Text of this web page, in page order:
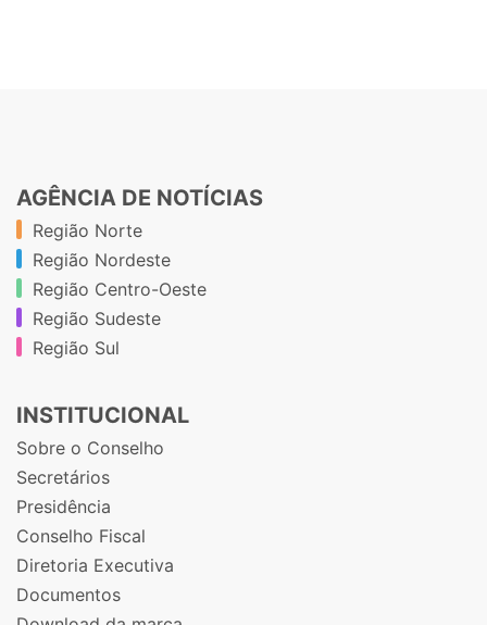
AGÊNCIA DE NOTÍCIAS
Região Norte
Região Nordeste
Região Centro-Oeste
Região Sudeste
Região Sul
INSTITUCIONAL
Sobre o Conselho
Secretários
Presidência
Conselho Fiscal
Diretoria Executiva
Documentos